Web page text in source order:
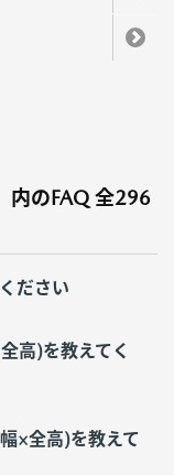
内のFAQ 全296
ださい
高)を教えてく
×全高)を教えて